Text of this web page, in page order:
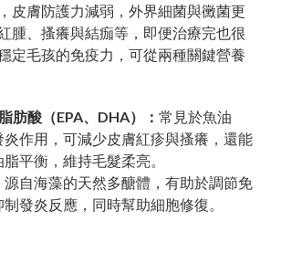
皮膚防護力減弱，外界細菌與黴菌更
腫、搔癢與結痂等，即便治療完也很
定毛孩的免疫力，可從兩種關鍵營養
肪酸（EPA、DHA）： 常見於魚油
炎作用，可減少皮膚紅疹與搔癢，還能
平衡，維持毛髮柔亮。
源自海藻的天然多醣體，有助於調節免
發炎反應，同時幫助細胞修復。